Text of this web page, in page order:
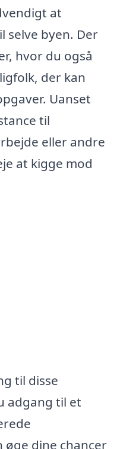
at
selve byen. Der
hvor du også
der kan
Uanset
til
eller andre
at kigge mod
til disse
adgang til et
dine chancer